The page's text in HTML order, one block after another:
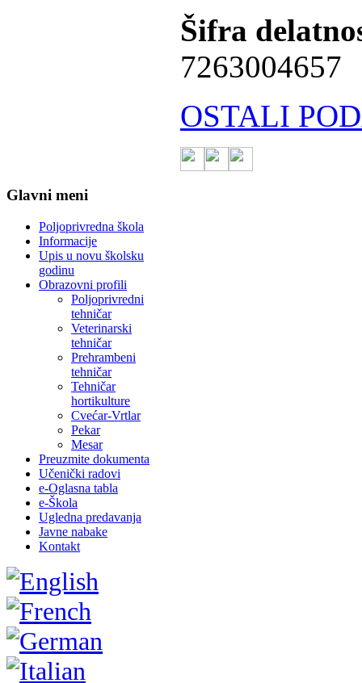
Šifra
7263004657
OSTALI
Glavni meni
Poljoprivredna škola
Informacije
Upis u novu školsku
godinu
Obrazovni profili
Poljoprivredni
tehničar
Veterinarski
tehničar
Prehrambeni
tehničar
Tehničar
hortikulture
Cvećar-Vrtlar
Pekar
Mesar
Preuzmite dokumenta
Učenički radovi
e-Oglasna tabla
e-Škola
Ugledna predavanja
Javne nabake
Kontakt